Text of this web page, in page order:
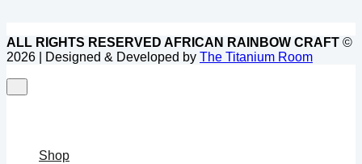
ALL RIGHTS RESERVED AFRICAN RAINBOW CRAFT ©
2026 | Designed & Developed by The Titanium Room
Shop